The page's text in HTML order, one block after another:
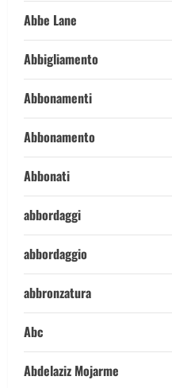
Abbe Lane
Abbigliamento
Abbonamenti
Abbonamento
Abbonati
abbordaggi
abbordaggio
abbronzatura
Abc
Abdelaziz Mojarme